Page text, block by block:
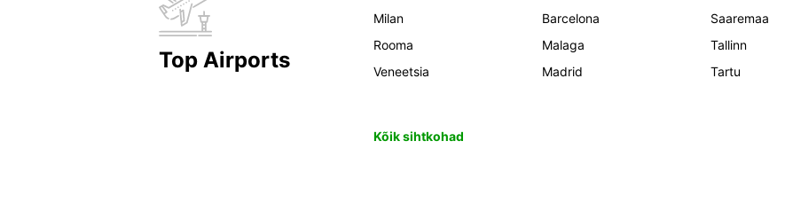
Top Airports
Milan
Rooma
Veneetsia
Barcelona
Malaga
Madrid
Saaremaa
Tallinn
Tartu
Kõik sihtkohad